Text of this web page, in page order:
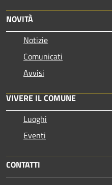
NOVITÀ
Notizie
Comunicati
Avvisi
VIVERE IL COMUNE
Luoghi
Eventi
CONTATTI